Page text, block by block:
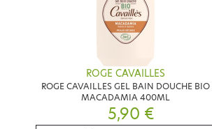
ROGE CAVAILLES
ROGE CAVAILLES GEL BAIN DOUCHE BIO
MACADAMIA 400ML
5,90 €